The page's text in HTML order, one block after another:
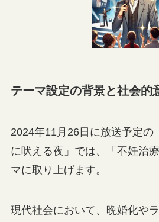
テーマ設定の背景と社会的
2024年11月26日に放送予定の
に吠える夜」では、「不妊治
マに取り上げます。
現代社会において、晩婚化や